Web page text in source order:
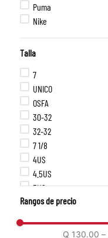
Puma
Nike
Talla
7
UNICO
OSFA
30-32
32-32
7 1/8
4US
4.5US
5US
5.5US
Rangos de precio
Q 130.00 –